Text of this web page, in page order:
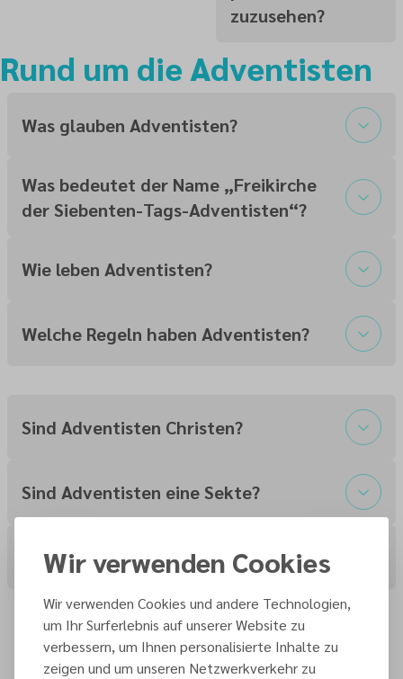
zuzusehen?
Rund um die Adventisten
Was glauben Adventisten?
Was bedeutet der Name „Freikirche
der Siebenten-Tags-Adventisten“?
Wie leben Adventisten?
Welche Regeln haben Adventisten?
Sind Adventisten Christen?
Sind Adventisten eine Sekte?
War Ellen G. White eine Prophetin?
Unser Glaube
Können wir Sind die 10
Wir verwenden Cookies
Wir verwenden Cookies und andere Technologien,
um Ihr Surferlebnis auf unserer Website zu
verbessern, um Ihnen personalisierte Inhalte zu
zeigen und um unseren Netzwerkverkehr zu